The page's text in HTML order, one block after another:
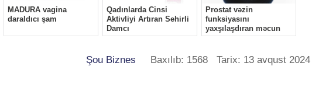
Şou Biznes Baxılıb: 1568 Tarix: 13 avqust 2024